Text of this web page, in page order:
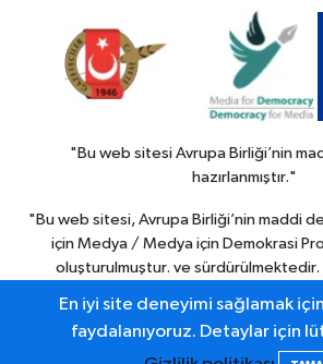
"Bu web sitesi Avrupa Birliği’nin
hazırlanmıştır."
"Bu web sitesi, Avrupa Birliği’nin maddi
için Medya / Medya için Demokrasi
oluşturulmuştur. ve sürdürülmektedir.
görüşlerini yansıtmak zorunda
En iyi site deneyimi sağlamak
faydalanıyoruz. Detaylar için